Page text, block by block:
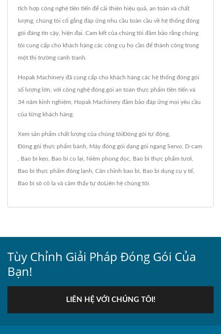
tích hợp công nghệ tiên tiến để cải thiện hiệu quả, an toàn và chất
lượng, chúng tôi cố gắng đáp ứng nhu cầu toàn cầu về hệ thống đóng
gói đáng tin cậy, hiện đại. Cam kết của chúng tôi đảm bảo rằng chúng
tôi cung cấp cho khách hàng các công cụ họ cần để thành công trong
một thị trường cạnh tranh.
Hopak Machinery đã cung cấp cho khách hàng các hệ thống đóng gói
số lượng lớn, với công nghệ đóng gói an toàn thực phẩm tiên tiến và
34 năm kinh nghiệm, Hopak Machinery đảm bảo đáp ứng mọi yêu cầu
của từng khách hàng.
Xem sản phẩm chất lượng của chúng tôiĐóng gói tự động,
Đóng gói thực phẩm bánh, Máy đóng gói dạng gói ngang Servo, D-cam
, Bao bì kẹo, Bao bì co lại, Niêm phong dọc, Bao bì thực phẩm tươi,
Bao bì thực phẩm đông lạnh, Căn chỉnh bao bì, Bao bì dụng cụ y tế,
Bao bì sô cô la và cảm thấy tự doLiên hệ chúng tôi.
Tùy Chỉnh Giải Pháp Đóng Gói Của
Bạn!
LIÊN HỆ VỚI CHÚNG TÔI!